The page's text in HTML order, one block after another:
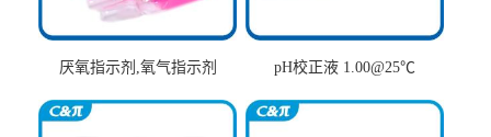
厌氧指示剂,氧气指示剂 pH校正液 1.00@25℃